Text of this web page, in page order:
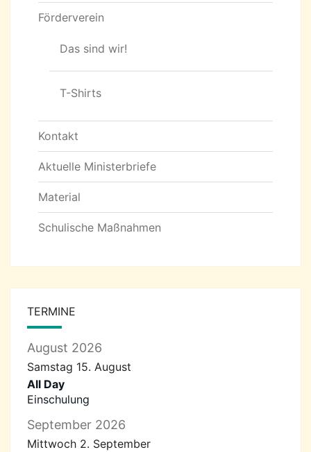
Förderverein
Das sind wir!
T-Shirts
Kontakt
Aktuelle Ministerbriefe
Material
Schulische Maßnahmen
TERMINE
August 2026
Samstag 15. August
All Day
Einschulung
September 2026
Mittwoch 2. September